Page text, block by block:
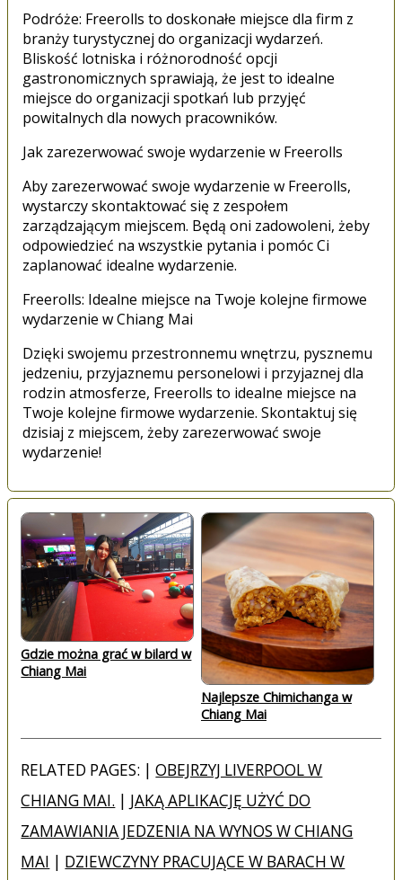
Podróże: Freerolls to doskonałe miejsce dla firm z
branży turystycznej do organizacji wydarzeń.
Bliskość lotniska i różnorodność opcji
gastronomicznych sprawiają, że jest to idealne
miejsce do organizacji spotkań lub przyjęć
powitalnych dla nowych pracowników.
Jak zarezerwować swoje wydarzenie w Freerolls
Aby zarezerwować swoje wydarzenie w Freerolls,
wystarczy skontaktować się z zespołem
zarządzającym miejscem. Będą oni zadowoleni, żeby
odpowiedzieć na wszystkie pytania i pomóc Ci
zaplanować idealne wydarzenie.
Freerolls: Idealne miejsce na Twoje kolejne firmowe
wydarzenie w Chiang Mai
Dzięki swojemu przestronnemu wnętrzu, pysznemu
jedzeniu, przyjaznemu personelowi i przyjaznej dla
rodzin atmosferze, Freerolls to idealne miejsce na
Twoje kolejne firmowe wydarzenie. Skontaktuj się
dzisiaj z miejscem, żeby zarezerwować swoje
wydarzenie!
Gdzie można grać w bilard w
Chiang Mai
Najlepsze Chimichanga w
Chiang Mai
RELATED PAGES: |OBEJRZYJ LIVERPOOL W
CHIANG MAI. | JAKĄ APLIKACJĘ UŻYĆ DO
ZAMAWIANIA JEDZENIA NA WYNOS W CHIANG
MAI | DZIEWCZYNY PRACUJĄCE W BARACH W